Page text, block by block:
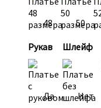
48 50
Рукав
Да
Шлейф
Нет